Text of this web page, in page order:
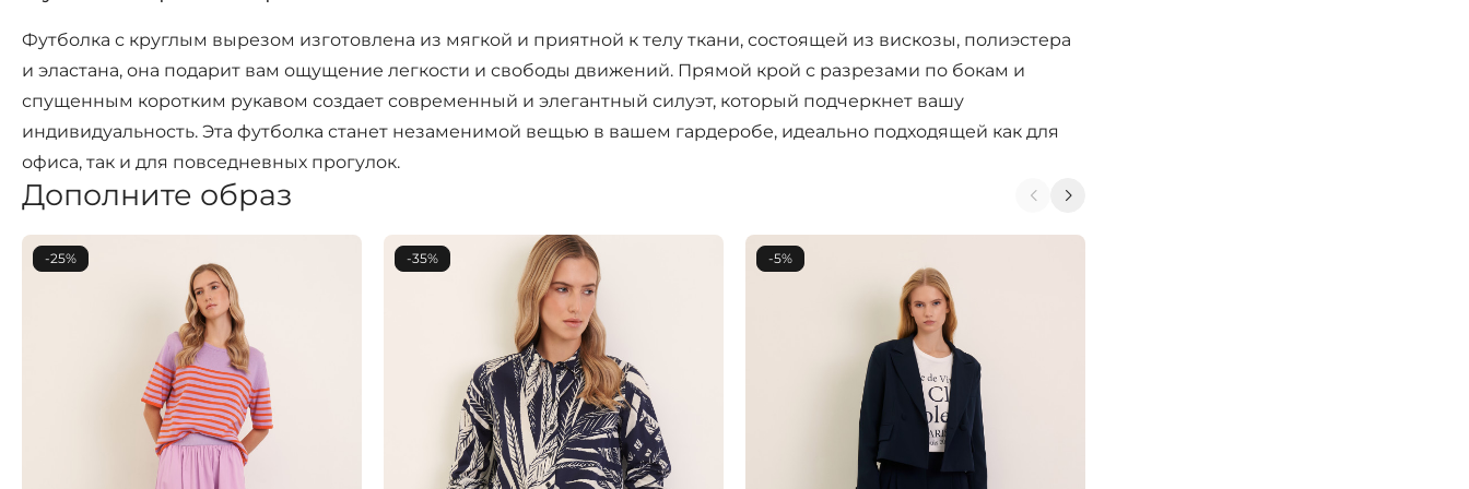
Футболка с круглым вырезом изготовлена из мягкой и приятной к телу ткани, состоящей из вискозы, полиэстера
и эластана, она подарит вам ощущение легкости и свободы движений. Прямой крой с разрезами по бокам и
спущенным коротким рукавом создает современный и элегантный силуэт, который подчеркнет вашу
индивидуальность. Эта футболка станет незаменимой вещью в вашем гардеробе, идеально подходящей как для
офиса, так и для повседневных прогулок.
Дополните образ
-25% -35% -5%